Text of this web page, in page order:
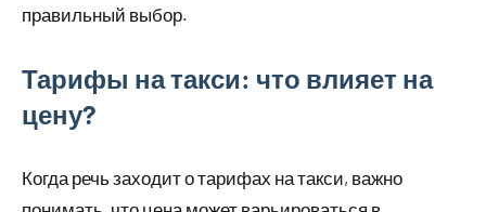
правильный выбор.
Тарифы на такси: что влияет на
цену?
Когда речь заходит о тарифах на такси, важно